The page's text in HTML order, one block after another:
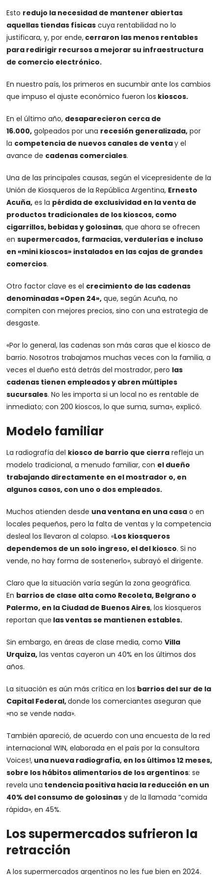
Esto redujo la necesidad de mantener abiertas
aquellas tiendas físicas cuya rentabilidad no lo
justificara, y, por ende, cerraron las menos rentables
para redirigir recursos a mejorar su infraestructura
de comercio electrónico.
En nuestro país, los primeros en sucumbir ante los cambios
que impuso el ajuste económico fueron los kioscos.
En el último año, desaparecieron cerca de
16.000, golpeados por una recesión generalizada, por
la competencia de nuevos canales de ventay el
avance de cadenas comerciales.
Una de las principales causas, según el vicepresidente de la
Unión de Kiosqueros de la República Argentina, Ernesto
Acuña, es la pérdida de exclusividad en la venta de
productos tradicionales de los kioscos, como
cigarrillos, bebidas y golosinas, que ahora se ofrecen
ensupermercados, farmacias, verdulerías e incluso
en «mini kioscos» instalados en las cajas de grandes
comercios.
Otro factor clave es el crecimiento de las cadenas
denominadas «Open 24», que, según Acuña, no
compiten con mejores precios, sino con una estrategia de
desgaste.
«Por lo general, las cadenas son más caras que el kiosco de
barrio. Nosotros trabajamos muchas veces con la familia, a
veces el dueño está detrás del mostrador, pero las
cadenas tienen empleados y abren múltiples
sucursales. No les importa si un local no es rentable de
inmediato; con 200 kioscos, lo que suma, suma», explicó.
Modelo familiar
La radiografía del kiosco de barrio que cierra refleja un
modelo tradicional, a menudo familiar, con el dueño
trabajando directamente en el mostrador o, en
algunos casos, con uno o dos empleados.
Muchos atienden desde una ventana en una casa o en
locales pequeños, pero la falta de ventas y la competencia
desleal los llevaron al colapso. «Los kiosqueros
dependemos de un solo ingreso, el del kiosco. Si no
vende, no hay forma de sostenerlo», subrayó el dirigente.
Claro que la situación varía según la zona geográfica.
En barrios de clase alta como Recoleta, Belgrano o
Palermo, en la Ciudad de Buenos Aires, los kiosqueros
reportan que las ventas se mantienen estables.
Sin embargo, en áreas de clase media, comoVilla
Urquiza, las ventas cayeron un 40% en los últimos dos
años.
La situación es aún más crítica en los barrios del sur de la
Capital Federal,donde los comerciantes aseguran que
«no se vende nada».
También apareció, de acuerdo con una encuesta de la red
internacional WIN, elaborada en el país por la consultora
Voices!, una nueva radiografía, en los últimos 12 meses,
sobre los hábitos alimentarios de los argentinos: se
revela una tendencia positiva hacia la reducción en un
40% del consumo de golosinas y de la llamada “comida
rápida», en 45%.
Los supermercados sufrieron la
retracción
A los supermercados argentinos no les fue bien en 2024.